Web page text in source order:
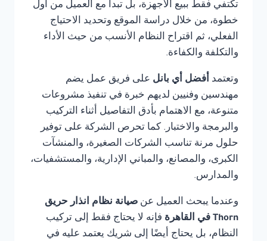
تكتفي فقط ببيع الأجهزة، بل تبدأ مع العميل من أول
خطوة، من خلال دراسة الموقع وتحديد الاحتياج
الفعلي، ثم اقتراح النظام الأنسب من حيث الأداء
والتكلفة والكفاءة.
وتعتمد أفضل أي بانل على فريق عمل يضم
مهندسين وفنيين لديهم خبرة في تنفيذ مشروعات
متنوعة، مع الاهتمام بأدق التفاصيل أثناء التركيب
والبرمجة والاختبار. كما تحرص الشركة على توفير
حلول مرنة تناسب الشركات الصغيرة، والمنشآت
الكبرى، والمصانع، والمباني الإدارية، والمستشفيات،
والمدارس.
وعندما يبحث العميل عن صيانة نظام انذار حريق
Thorn في القاهرة
فإنه لا يحتاج فقط إلى تركيب
النظام، بل يحتاج أيضًا إلى شريك يعتمد عليه في